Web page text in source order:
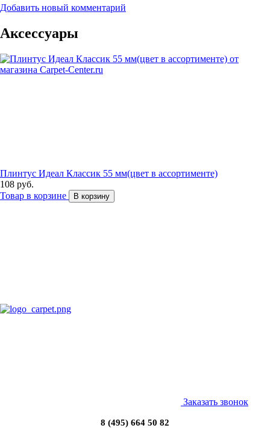
Добавить новый комментарий
Аксессуары
Плинтус Идеал Классик 55 мм(цвет в ассортименте)
108 руб.
Товар в корзине
В корзину
Заказать звонок
8 (495) 664 50 82